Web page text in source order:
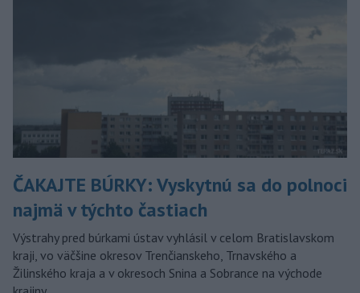
ČAKAJTE BÚRKY: Vyskytnú sa do polnoci
najmä v týchto častiach
Výstrahy pred búrkami ústav vyhlásil v celom Bratislavskom
kraji, vo väčšine okresov Trenčianskeho, Trnavského a
Žilinského kraja a v okresoch Snina a Sobrance na východe